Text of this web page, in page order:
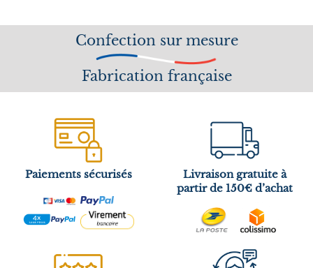
Confection sur mesure
Fabrication française
Paiements sécurisés
Livraison gratuite à
partir de 150€ d’achat